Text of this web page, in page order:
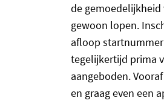
de
gewoon lopen.
afloop
tegelijkertijd prima
aangeboden.
en graag even een